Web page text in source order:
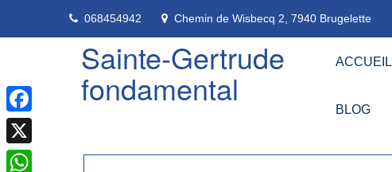
content
068454942 Chemin de Wisbecq 2, 7940 Brugelette
Sainte-Gertrude
fondamental
ACCUEIL
BLOG
Facebook
X